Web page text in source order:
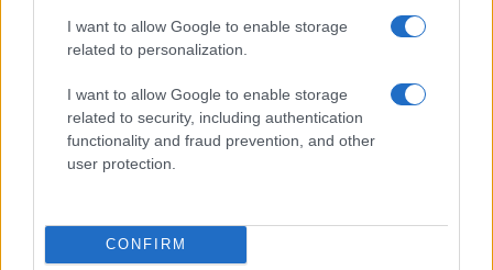
I want to allow Google to enable storage
related to personalization.
I want to allow Google to enable storage
related to security, including authentication
functionality and fraud prevention, and other
user protection.
CONFIRM
Edoardo Marchesi · 7 Ago 2026